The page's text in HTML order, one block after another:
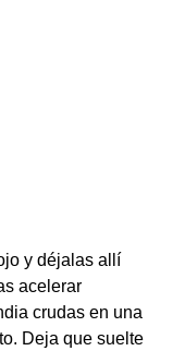
y déjalas allí
acelerar
crudas en una
Deja que suelte